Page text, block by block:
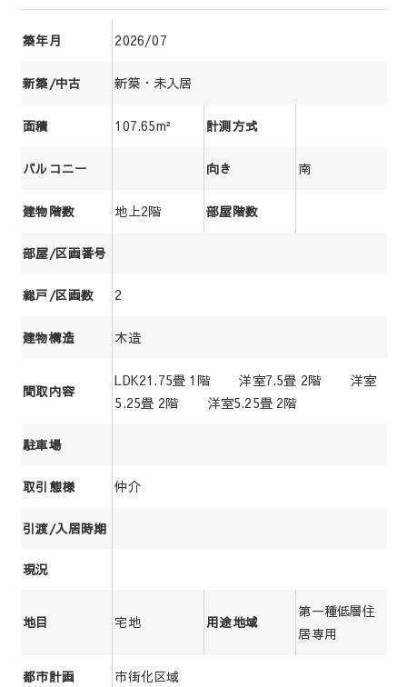
築年月 2026/07
新築/中古 新築・未入居
面積 107.65m² 計測方式
バルコニー 向き 南
建物階数 地上2階 部屋階数
部屋/区画番号
総戸/区画数 2
建物構造 木造
間取内容
LDK21.75畳 1階 洋室7.5畳 2階 洋室
5.25畳 2階 洋室5.25畳 2階
駐車場
取引態様 仲介
引渡/入居時期
現況
地目 宅地 用途地域
第一種低層住
居専用
都市計画 市街化区域